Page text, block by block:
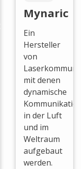
Mynaric
Ein
Hersteller
von
mit denen
dynamische
in der Luft
und im
Weltraum
aufgebaut
werden.